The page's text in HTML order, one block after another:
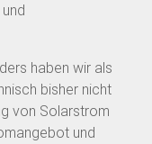
haben wir als
bisher nicht
von Solarstrom
und